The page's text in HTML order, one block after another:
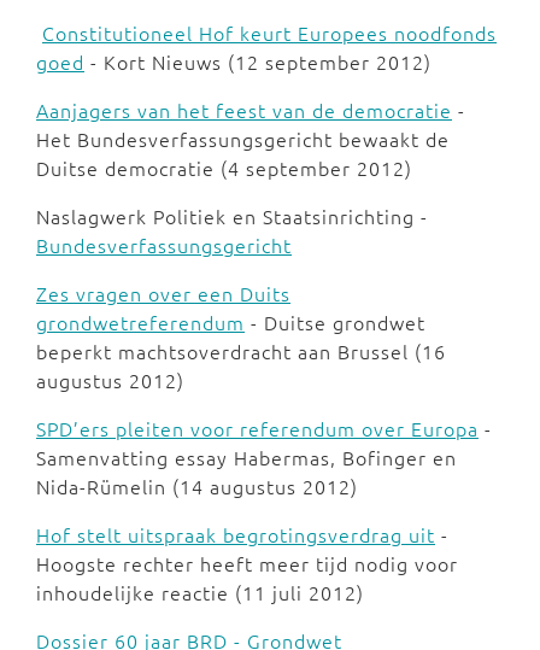
Constitutioneel Hof keurt Europees noodfonds
goed - Kort Nieuws (12 september 2012)
Aanjagers van het feest van de democratie -
Het Bundesverfassungsgericht bewaakt de
Duitse democratie (4 september 2012)
Naslagwerk Politiek en Staatsinrichting -
Bundesverfassungsgericht
Zes vragen over een Duits
grondwetreferendum - Duitse grondwet
beperkt machtsoverdracht aan Brussel (16
augustus 2012)
SPD’ers pleiten voor referendum over Europa -
Samenvatting essay Habermas, Bofinger en
Nida-Rümelin (14 augustus 2012)
Hof stelt uitspraak begrotingsverdrag uit -
Hoogste rechter heeft meer tijd nodig voor
inhoudelijke reactie (11 juli 2012)
Dossier 60 jaar BRD - Grondwet